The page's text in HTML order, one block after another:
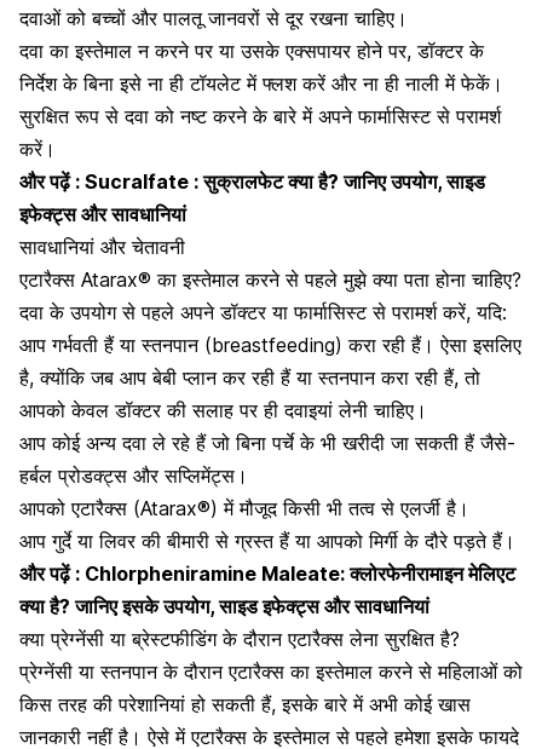
दवाओं को बच्चों और पालतू जानवरों से दूर रखना चाहिए।
दवा का इस्तेमाल न करने पर या उसके एक्सपायर होने पर, डॉक्टर के
निर्देश के बिना इसे ना ही टॉयलेट में फ्लश करें और ना ही नाली में फेकें।
सुरक्षित रूप से दवा को नष्ट करने के बारे में अपने फार्मासिस्ट से परामर्श
करें।
और पढ़ें : Sucralfate : सुक्रालफेट क्या है? जानिए उपयोग, साइड
इफेक्ट्स और सावधानियां
सावधानियां और चेतावनी
एटारैक्स Atarax® का इस्तेमाल करने से पहले मुझे क्या पता होना चाहिए?
दवा के उपयोग से पहले अपने डॉक्टर या फार्मासिस्ट से परामर्श करें, यदि:
आप गर्भवती हैं या स्तनपान (breastfeeding) करा रही हैं। ऐसा इसलिए
है, क्योंकि जब आपबेबी प्लानकर रही हैं या स्तनपान करा रही हैं, तो
आपको केवल डॉक्टर की सलाह पर ही दवाइयां लेनी चाहिए।
आप कोई अन्य दवा ले रहे हैं जो बिना पर्चे के भी खरीदी जा सकती हैं जैसे-
हर्बल प्रोडक्ट्स और सप्लिमेंट्स।
आपको एटारैक्स (Atarax®) में मौजूद किसी भी तत्व से एलर्जी है।
आप गुर्दे यालिवर की बीमारी से ग्रस्त हैं या आपको मिर्गी के दौरे पड़ते हैं।
और पढ़ें : Chlorpheniramine Maleate: क्लोरफेनीरामाइन मेलिएट
क्या है? जानिए इसके उपयोग, साइड इफेक्ट्स और सावधानियां
क्या प्रेग्नेंसी या ब्रेस्टफीडिंग के दौरान एटारैक्स लेना सुरक्षित है?
प्रेग्नेंसी यास्तनपान के दौरानएटारैक्स का इस्तेमाल करने से महिलाओं को
किस तरह की परेशानियां हो सकती हैं, इसके बारे में अभी कोई खास
जानकारी नहीं है। ऐसे में एटारैक्स के इस्तेमाल से पहले हमेशा इसके फायदे